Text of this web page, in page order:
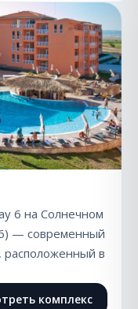
6 на Солнечном
— современный
расположенный в
комплекс